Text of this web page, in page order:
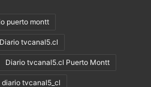
puerto montt
Diario tvcanal5.cl
Diario tvcanal5.cl Puerto Montt
diario tvcanal5_cl